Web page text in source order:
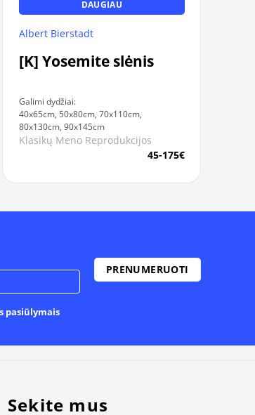
DAUGIAU
Albert Bierstadt
[K] Yosemite slėnis
Galimi dydžiai:
40x65cm, 50x80cm, 70x110cm,
80x130cm, 90x145cm
Klasikų Meno Reprodukcijos
45-175€
pasiūlymais
Sekite mus